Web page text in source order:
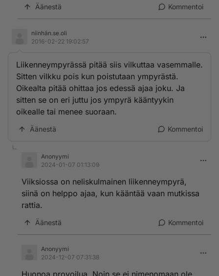
Äänestä Kommentoi
niinhän.se.oli
2016-02-22 19:02:57
Liikenneympyrässä pitää siis vilkuttaa vasemmalle.
Sitten vilkku pois kun poistutaan ympyrästä.
Oikealta pitää ohittaa jos edessä ajaa joku. Ja
sitten se on eri juttu jos ympyrä kääntyykin
oikealle tai menee suoraan.
Äänestä Kommentoi
Anonyymi
2024-01-07 01:13:09
Viiksiossa on neliskulmainen liikenneympyrä,
siinä on helppo ajaa, kun kääntää vaan mutkissa
rattia.
Äänestä Kommentoi
Anonyymi
2024-12-07 07:31:38
Huonoa provoilua. Noin se ei nimenomaan ole.